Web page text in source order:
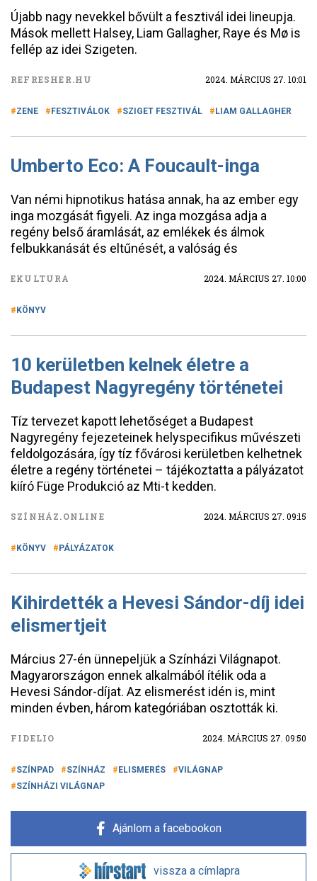
Újabb nagy nevekkel bővült a fesztivál idei lineupja.
Mások mellett Halsey, Liam Gallagher, Raye és Mø is
fellép az idei Szigeten.
REFRESHER.HU 2024. MÁRCIUS 27. 10:01
ZENE FESZTIVÁLOK SZIGET FESZTIVÁL LIAM GALLAGHER
Umberto Eco: A Foucault-inga
Van némi hipnotikus hatása annak, ha az ember egy
inga mozgását figyeli. Az inga mozgása adja a
regény belső áramlását, az emlékek és álmok
felbukkanását és eltűnését, a valóság és
EKULTURA 2024. MÁRCIUS 27. 10:00
KÖNYV
10 kerületben kelnek életre a
Budapest Nagyregény történetei
Tíz tervezet kapott lehetőséget a Budapest
Nagyregény fejezeteinek helyspecifikus művészeti
feldolgozására, így tíz fővárosi kerületben kelhetnek
életre a regény történetei – tájékoztatta a pályázatot
kiíró Füge Produkció az Mti-t kedden.
SZÍNHÁZ.ONLINE 2024. MÁRCIUS 27. 09:15
KÖNYV PÁLYÁZATOK
Kihirdették a Hevesi Sándor-díj idei
elismertjeit
Március 27-én ünnepeljük a Színházi Világnapot.
Magyarországon ennek alkalmából ítélik oda a
Hevesi Sándor-díjat. Az elismerést idén is, mint
minden évben, három kategóriában osztották ki.
FIDELIO 2024. MÁRCIUS 27. 09:50
SZÍNPAD SZÍNHÁZ ELISMERÉS
VILÁGNAP
SZÍNHÁZI VILÁGNAP
Ajánlom a facebookon
vissza a címlapra